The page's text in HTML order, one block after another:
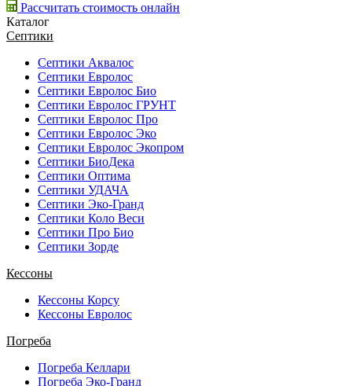
Рассчитать стоимость онлайн
Каталог
Септики
Септики Аквалос
Септики Евролос
Септики Евролос Био
Септики Евролос ГРУНТ
Септики Евролос Про
Септики Евролос Эко
Септики Евролос Экопром
Септики БиоДека
Септики Оптима
Септики УДАЧА
Септики Эко-Гранд
Септики Коло Веси
Септики Про Био
Септики Зорде
Кессоны
Кессоны Корсу
Кессоны Евролос
Погреба
Погреба Келлари
Погреба Эко-Гранд